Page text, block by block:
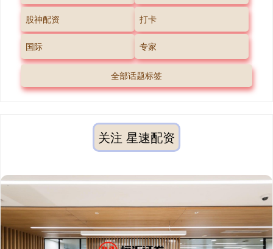
股神配资 打卡
国际 专家
全部话题标签
关注 星速配资